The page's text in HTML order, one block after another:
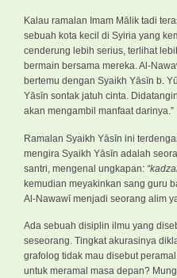
Kalau ramalan Imam Mālik tadi
sebuah kota kecil di Syiria yang
cenderung lebih serius, terlihat
bermain bersama mereka. Al-
bertemu dengan Syaikh Yāsīn b.
Yāsīn sontak jatuh cinta.
akan mengambil manfaat darinya.”
Ramalan Syaikh Yāsīn ini
mengira Syaikh Yāsīn adalah
santri, mengenal ungkapan:
kemudian meyakinkan sang guru
Al-Nawawī menjadi seorang alim
Ada sebuah disiplin ilmu yang
seseorang. Tingkat akurasinya
grafolog tidak mau disebut
untuk meramal masa depan?